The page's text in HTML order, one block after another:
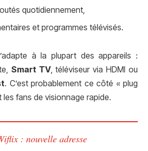
quotidiennement,
et programmes télévisés.
à la plupart des appareils :
Smart TV, téléviseur via HDMI ou
. C’est probablement ce côté « plug
les fans de visionnage rapide.
: nouvelle adresse